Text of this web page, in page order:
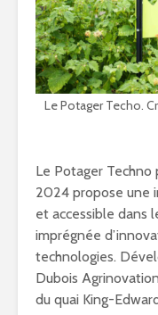
Le Potager Techo.
Le Potager Techno
2024 propose une
et accessible dans
imprégnée
technologies.
Dubois
du quai King-